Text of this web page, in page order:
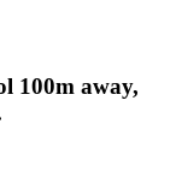
100m away,